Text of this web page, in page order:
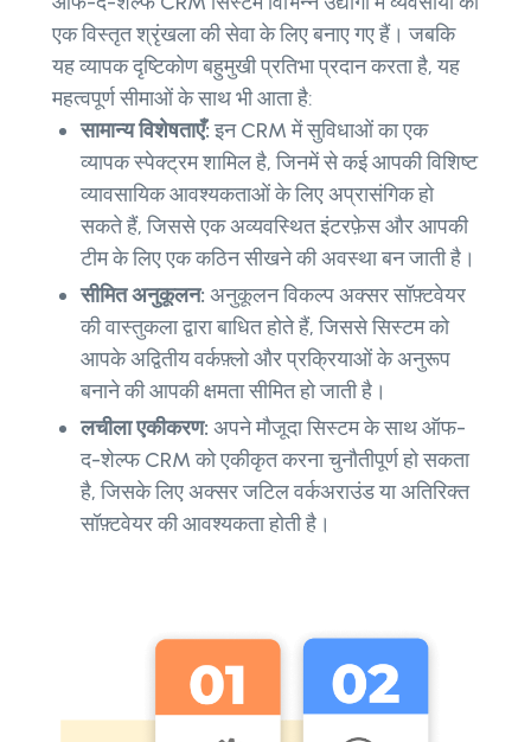
एक विस्तृत श्रृंखला की सेवा के लिए बनाए गए हैं। जबकि
यह व्यापक दृष्टिकोण बहुमुखी प्रतिभा प्रदान करता है, यह
महत्वपूर्ण सीमाओं के साथ भी आता है:
सामान्य विशेषताएँ:इन CRM में सुविधाओं का एक
व्यापक स्पेक्ट्रम शामिल है, जिनमें से कई आपकी विशिष्ट
व्यावसायिक आवश्यकताओं के लिए अप्रासंगिक हो
सकते हैं, जिससे एक अव्यवस्थित इंटरफ़ेस और आपकी
टीम के लिए एक कठिन सीखने की अवस्था बन जाती है।
सीमित अनुकूलन: अनुकूलन विकल्प अक्सर सॉफ़्टवेयर
की वास्तुकला द्वारा बाधित होते हैं, जिससे सिस्टम को
आपके अद्वितीय वर्कफ़्लो और प्रक्रियाओं के अनुरूप
बनाने की आपकी क्षमता सीमित हो जाती है।
लचीला एकीकरण: अपने मौजूदा सिस्टम के साथ ऑफ-
द-शेल्फ CRM को एकीकृत करना चुनौतीपूर्ण हो सकता
है, जिसके लिए अक्सर जटिल वर्कअराउंड या अतिरिक्त
सॉफ़्टवेयर की आवश्यकता होती है।